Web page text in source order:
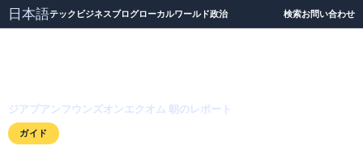
日本語テック ビジネスブログローカルワールド政治 検索お問い合わせ
ジアプアンフウンズオンエクオム 朝のレポート
ガイド